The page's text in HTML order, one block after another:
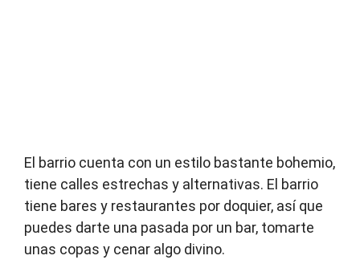
El barrio cuenta con un estilo bastante bohemio,
tiene calles estrechas y alternativas. El barrio
tiene bares y restaurantes por doquier, así que
puedes darte una pasada por un bar, tomarte
unas copas y cenar algo divino.